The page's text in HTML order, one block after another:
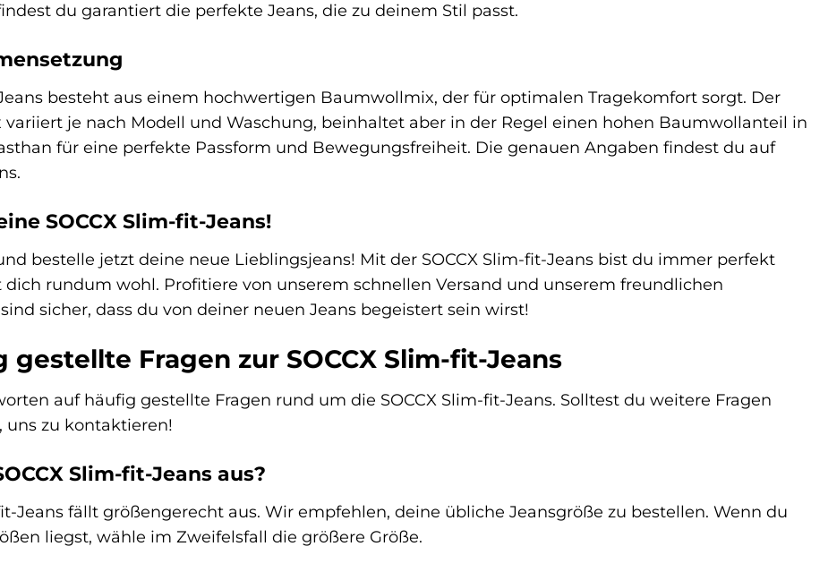
du garantiert die perfekte Jeans, die zu deinem Stil passt.
besteht aus einem hochwertigen Baumwollmix, der für optimalen Tragekomfort sorgt. Der
je nach Modell und Waschung, beinhaltet aber in der Regel einen hohen Baumwollanteil in
für eine perfekte Passform und Bewegungsfreiheit. Die genauen Angaben findest du auf
SOCCX Slim-fit-Jeans!
bestelle jetzt deine neue Lieblingsjeans! Mit der SOCCX Slim-fit-Jeans bist du immer perfekt
rundum wohl. Profitiere von unserem schnellen Versand und unserem freundlichen
sicher, dass du von deiner neuen Jeans begeistert sein wirst!
gestellte Fragen zur SOCCX Slim-fit-Jeans
auf häufig gestellte Fragen rund um die SOCCX Slim-fit-Jeans. Solltest du weitere Fragen
uns zu kontaktieren!
Slim-fit-Jeans aus?
Jeans fällt größengerecht aus. Wir empfehlen, deine übliche Jeansgröße zu bestellen. Wenn du
liegst, wähle im Zweifelsfall die größere Größe.